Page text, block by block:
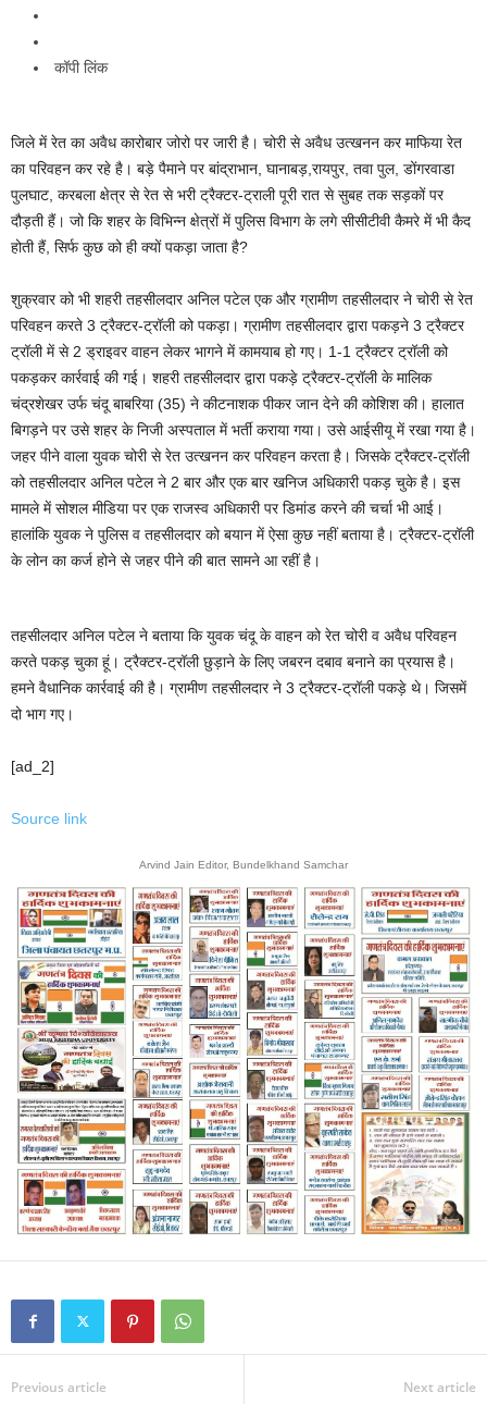
कॉपी लिंक
जिले में रेत का अवैध कारोबार जोरो पर जारी है। चोरी से अवैध उत्खनन कर माफिया रेत
का परिवहन कर रहे है। बड़े पैमाने पर बांद्राभान, घानाबड़,रायपुर, तवा पुल, डोंगरवाडा
पुलघाट, करबला क्षेत्र से रेत से भरी ट्रैक्टर-ट्राली पूरी रात से सुबह तक सड़कों पर
दौड़ती हैं। जो कि शहर के विभिन्न क्षेत्रों में पुलिस विभाग के लगे सीसीटीवी कैमरे में भी कैद
होती हैं, सिर्फ कुछ को ही क्यों पकड़ा जाता है?
शुक्रवार को भी शहरी तहसीलदार अनिल पटेल एक और ग्रामीण तहसीलदार ने चोरी से रेत
परिवहन करते 3 ट्रैक्टर-ट्रॉली को पकड़ा। ग्रामीण तहसीलदार द्वारा पकड़ने 3 ट्रैक्टर
ट्रॉली में से 2 ड्राइवर वाहन लेकर भागने में कामयाब हो गए। 1-1 ट्रैक्टर ट्रॉली को
पकड़कर कार्रवाई की गई। शहरी तहसीलदार द्वारा पकड़े ट्रैक्टर-ट्रॉली के मालिक
चंद्रशेखर उर्फ चंदू बाबरिया (35) ने कीटनाशक पीकर जान देने की कोशिश की। हालात
बिगड़ने पर उसे शहर के निजी अस्पताल में भर्ती कराया गया। उसे आईसीयू में रखा गया है।
जहर पीने वाला युवक चोरी से रेत उत्खनन कर परिवहन करता है। जिसके ट्रैक्टर-ट्रॉली
को तहसीलदार अनिल पटेल ने 2 बार और एक बार खनिज अधिकारी पकड़ चुके है। इस
मामले में सोशल मीडिया पर एक राजस्व अधिकारी पर डिमांड करने की चर्चा भी आई।
हालांकि युवक ने पुलिस व तहसीलदार को बयान में ऐसा कुछ नहीं बताया है। ट्रैक्टर-ट्रॉली
के लोन का कर्ज होने से जहर पीने की बात सामने आ रहीं है।
तहसीलदार अनिल पटेल ने बताया कि युवक चंदू के वाहन को रेत चोरी व अवैध परिवहन
करते पकड़ चुका हूं। ट्रैक्टर-ट्रॉली छुड़ाने के लिए जबरन दबाव बनाने का प्रयास है।
हमने वैधानिक कार्रवाई की है। ग्रामीण तहसीलदार ने 3 ट्रैक्टर-ट्रॉली पकड़े थे। जिसमें
दो भाग गए।
[ad_2]
Source link
Arvind Jain Editor, Bundelkhand Samchar
Previous article Next article